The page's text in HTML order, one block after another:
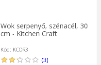
Wok serpenyő, szénacél, 30
cm - Kitchen Craft
Kód: KCOR3
(3)